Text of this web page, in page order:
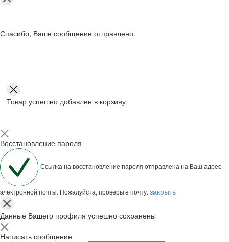
Спасибо, Ваше сообщение отправлено.
Товар успешно добавлен в корзину
Восстановление пароля
Ссылка на восстановление пароля отправлена на Ваш адрес
электронной почты. Пожалуйста, проверьте почту. закрыть
Данные Вашего профиля успешно сохранены
Написать сообщение